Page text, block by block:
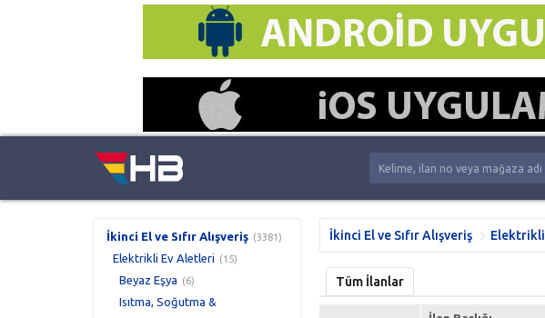
İkinci El ve Sıfır Alışveriş (3381)
Elektrikli Ev Aletleri (15)
Beyaz Eşya (6)
Isıtma, Soğutma &
İkinci El ve Sıfır Alışveriş
Tüm İlanlar